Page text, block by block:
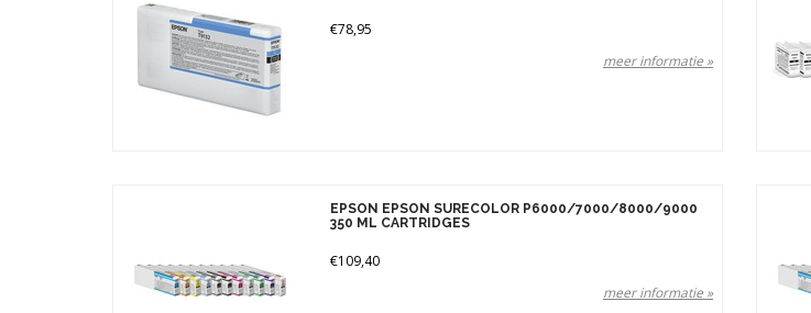
€78,95
meer informatie »
EPSON EPSON SURECOLOR P6000/7000/8000/9000
350 ML CARTRIDGES
€109,40
meer informatie »